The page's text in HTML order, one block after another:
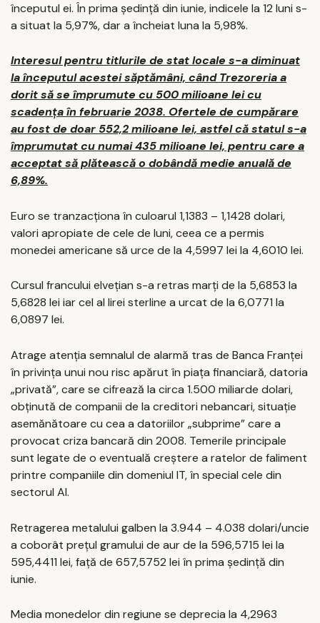
începutul ei. În prima ședință din iunie, indicele la 12 luni s-
a situat la 5,97%, dar a încheiat luna la 5,98%.
Interesul pentru titlurile de stat locale s-a diminuat
la începutul acestei săptămâni, când Trezoreria a
dorit să se împrumute cu 500 milioane lei cu
scadența în februarie 2038. Ofertele de cumpărare
au fost de doar 552,2 milioane lei, astfel că statul s-a
împrumutat cu numai 435 milioane lei, pentru care a
acceptat să plătească o dobândă medie anuală de
6,89%.
Euro se tranzacționa în culoarul 1,1383 – 1,1428 dolari,
valori apropiate de cele de luni, ceea ce a permis
monedei americane să urce de la 4,5997 lei la 4,6010 lei.
Cursul francului elvețian s-a retras marți de la 5,6853 la
5,6828 lei iar cel al lirei sterline a urcat de la 6,0771 la
6,0897 lei.
Atrage atenția semnalul de alarmă tras de Banca Franței
în privința unui nou risc apărut în piața financiară, datoria
„privată”, care se cifrează la circa 1.500 miliarde dolari,
obținută de companii de la creditori nebancari, situație
asemănătoare cu cea a datoriilor „subprime” care a
provocat criza bancară din 2008. Temerile principale
sunt legate de o eventuală creştere a ratelor de faliment
printre companiile din domeniul IT, în special cele din
sectorul AI.
Retragerea metalului galben la 3.944 – 4.038 dolari/uncie
a coborât prețul gramului de aur de la 596,5715 lei la
595,4411 lei, față de 657,5752 lei în prima ședință din
iunie.
Media monedelor din regiune se deprecia la 4,2963